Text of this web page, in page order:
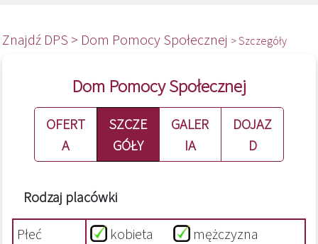
Znajdź DPS > Dom Pomocy Społecznej > Szczegóły
Dom Pomocy Społecznej
OFERT
A
SZCZE
GÓŁY
GALER
IA
DOJAZ
D
Rodzaj placówki
Płeć
kobieta mężczyzna